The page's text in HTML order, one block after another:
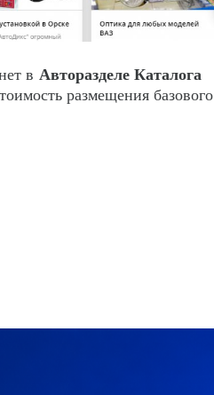
в Авторазделе Каталога
размещения базового